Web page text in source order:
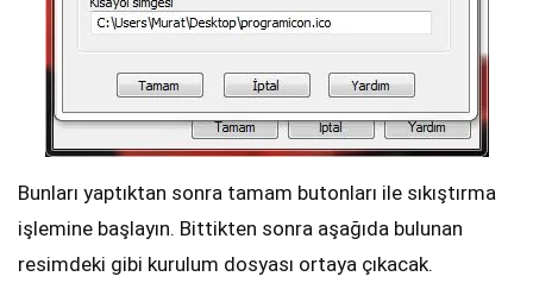
Bunları yaptıktan sonra tamam butonları ile sıkıştırma
işlemine başlayın. Bittikten sonra aşağıda bulunan
resimdeki gibi kurulum dosyası ortaya çıkacak.